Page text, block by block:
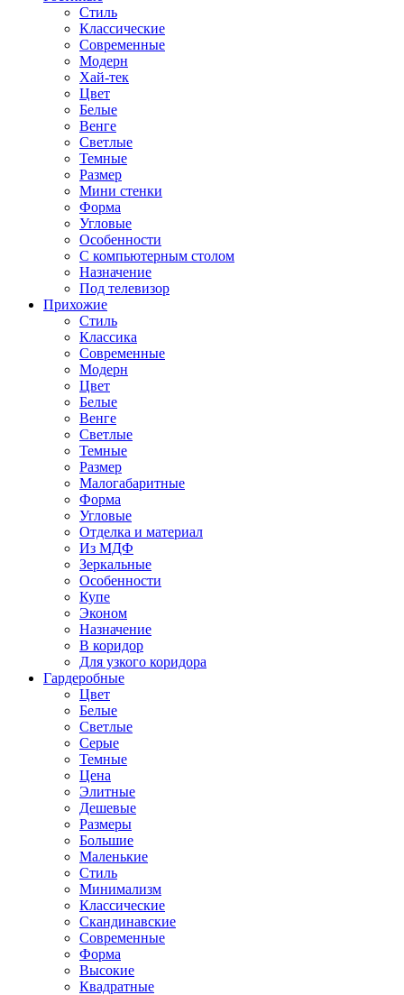
Стиль
Классические
Современные
Модерн
Хай-тек
Цвет
Белые
Венге
Светлые
Темные
Размер
Мини стенки
Форма
Угловые
Особенности
С компьютерным столом
Назначение
Под телевизор
Прихожие
Стиль
Классика
Современные
Модерн
Цвет
Белые
Венге
Светлые
Темные
Размер
Малогабаритные
Форма
Угловые
Отделка и материал
Из МДФ
Зеркальные
Особенности
Купе
Эконом
Назначение
В коридор
Для узкого коридора
Гардеробные
Цвет
Белые
Светлые
Серые
Темные
Цена
Элитные
Дешевые
Размеры
Большие
Маленькие
Стиль
Минимализм
Классические
Скандинавские
Современные
Форма
Высокие
Квадратные